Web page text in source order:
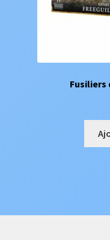
Fusiliers